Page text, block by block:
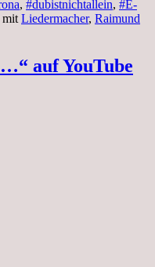
, #dubistnichtallein, #E-
mit Liedermacher, Raimund
auf YouTube